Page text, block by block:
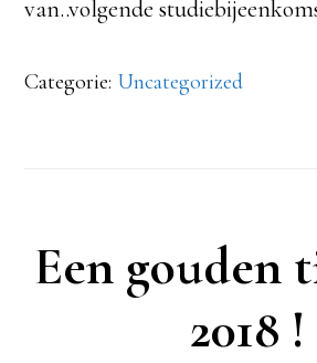
van..volgende
Categorie: Uncategorized
Een gouden
2018 !